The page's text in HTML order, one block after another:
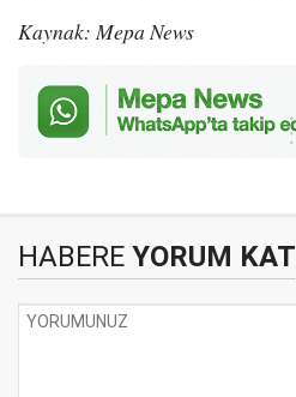
Kaynak: Mepa News
HABERE YORUM KAT